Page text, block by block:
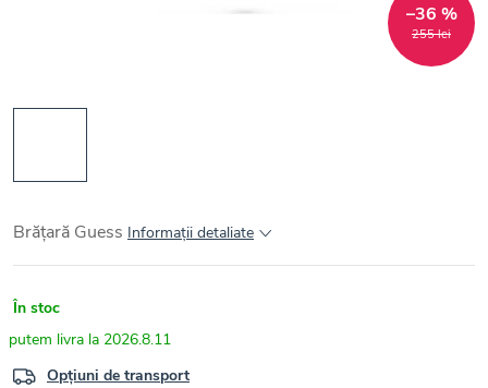
255 lei
–36 %
Brățară Guess Informaţii detaliate
În stoc
2026.8.11
Opțiuni de transport